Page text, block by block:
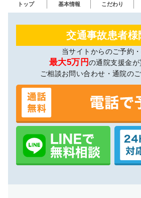
トップ 基本情報 こだわり
交通事故患者様
当サイトからのご予約
最大5万円の通院支援金が
ご相談お問い合わせ・通院の